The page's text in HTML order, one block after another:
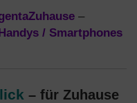
–
/ Smartphones
– für Zuhause